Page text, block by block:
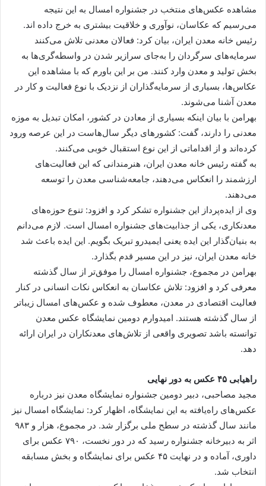
مشاهده عکس‌های منتخب در جشنواره امسال به این نتیجه
می‌رسیم که عکاسان، نوآوری‌ و خلاقیت بیشتری به خرج داده اند.
رئیس خانه معدن ایران، بیان کرد: فعالان معدنی تلاش می‌کنند
سرمایه‌های سرگردان را به‌جای سرازیر شدن در واسطه‌گری‌ها به
بخش تولید و معدن وارد کنند. من بر این باورم که با مشاهده این
عکاس‌ها، بسیاری از سرمایه‌گذاران از نزدیک با نوع فعالیت و کار در
معدن آشنا می‌شوند.
بهرامن با بیان اینکه بسیاری از معادن در کشور، امکان تبدیل به موزه
معدنی را دارند، ‌گفت: کشورهای دیگر سال‌هاست در این عرصه ورود
کرده‌اند و از اقداماتی از این نوع استقبال خوبی می‌کنند.
به گفته رئیس خانه معدن ایران، هنرمندانی که این فعالیت‌های
ارزشمند را انعکاس می‌دهند، جامعه‌شناسی معدن را توسعه
می‌دهند.
وی از ایده‌پرداز این جشنواره تشکر کرد و افزود: تنوع حوزه‌های
معدنکاری، یکی از جذابیت‌های جشنواره امسال است. لازم می‌دانم
به بنیان‌گذار این ایده یعنی ایمیدرو تبریک بگویم. این ایده باعث شد
خانه معدن ایران، نیز در این مسیر قدم بگذارد.
بهرامن در مجموع، جشنواره امسال را موفق‌‌تر از سال گذشته
معرفی کرد و افزود: تلاش عکاسان به انعکاس نکات انسانی در کنار
فعالیت اقتصادی در معدن، معطوف شده و عکس‌های امسال زیباتر
از سال گذشته هستند. امیدوارم دومین نمایشگاه عکس معدن
توانسته باشد تصویری واقعی از تلاش‌های معدنکاران در ایران ارائه
دهد.
راهیابی ۴۵ عکس به دور نهایی
مجید مصاحبی، دبیر دومین جشنواره نمایشگاه معدن نیز درباره
عکس‌های راه‌یافته به این نمایشگاه، اظهار کرد: نمایشگاه امسال نیز
مانند سال گذشته در سطح ملی برگزار شد. در مجموع، هزار و ۹۸۳
اثر به دبیرخانه جشنواره رسید که در دور نخست، ۷۹۰ عکس برای
داوری، آماده و در نهایت ۴۵ عکس برای نمایشگاه و بخش مسابقه
انتخاب شد.